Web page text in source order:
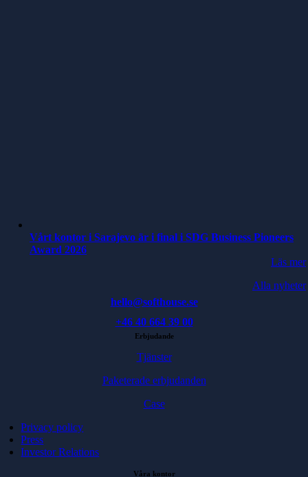
Vårt kontor i Sarajevo är i final i SDG Business Pioneers
Award 2026
Läs mer
Alla nyheter
hello@softhouse.se
+46 40 664 39 00
Erbjudande
Tjänster
Paketerade erbjudanden
Case
Privacy policy
Press
Investor Relations
Våra kontor